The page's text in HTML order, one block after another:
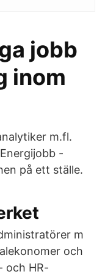
jobb
inom
m.fl.
-
på ett ställe.
m
och
och HR-